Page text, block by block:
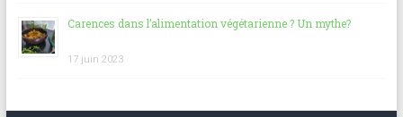
Carences dans l’alimentation végétarienne ? Un mythe?
17 juin 2023